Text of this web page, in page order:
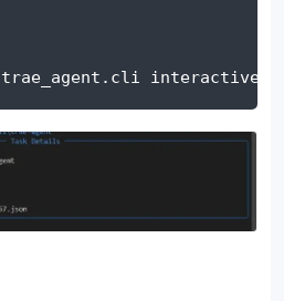
trae_agent.cli interactive